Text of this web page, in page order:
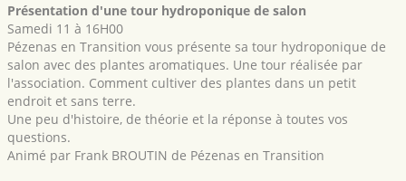
Présentation d'une tour hydroponique de salon
Samedi 11 à 16H00
Pézenas en Transition vous présente sa tour hydroponique de
salon avec des plantes aromatiques. Une tour réalisée par
l'association. Comment cultiver des plantes dans un petit
endroit et sans terre.
Une peu d'histoire, de théorie et la réponse à toutes vos
questions.
Animé par Frank BROUTIN de Pézenas en Transition